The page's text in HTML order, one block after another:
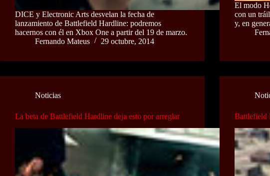
DICE y Electronic Arts desvelan la fecha de
lanzamiento de Battlefield Hardline: podremos
hacernos con él en Xbox One a partir del 19 de marzo.
Fernando Mateus
29 octubre, 2014
El modo
con un
y, en
Noticias
La beta de Battlefield Hardline deja esto por arreglar Battlefield